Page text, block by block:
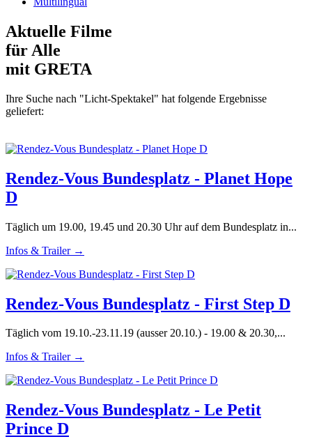
Aktuelle Filme
für Alle
mit GRETA
Ihre Suche nach "Licht-Spektakel" hat folgende Ergebnisse
geliefert:
Rendez-Vous Bundesplatz - Planet Hope
D
Täglich um 19.00, 19.45 und 20.30 Uhr auf dem Bundesplatz in...
Infos & Trailer →
Rendez-Vous Bundesplatz - First Step D
Täglich vom 19.10.-23.11.19 (ausser 20.10.) - 19.00 & 20.30,...
Infos & Trailer →
Rendez-Vous Bundesplatz - Le Petit
Prince D